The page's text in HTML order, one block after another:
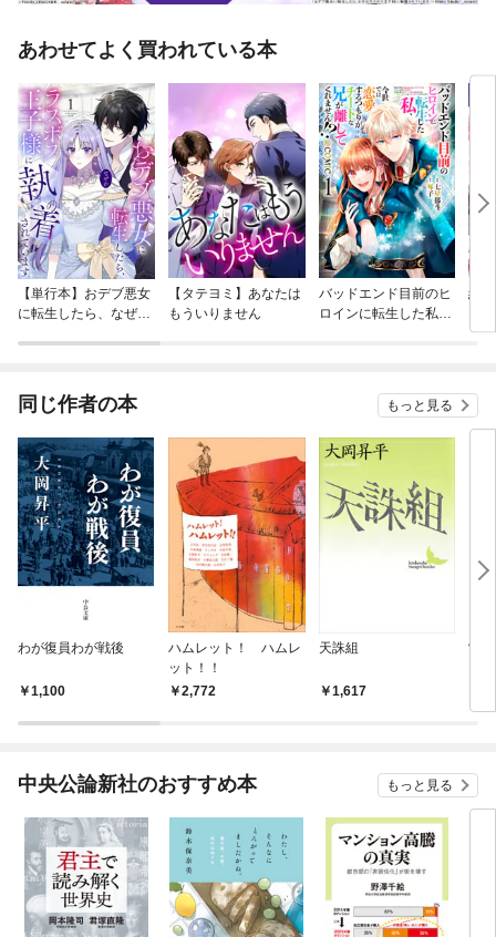
あわせてよく買われている本
【単行本】おデブ悪女
に転生したら、なぜか
【タテヨミ】あなたは
もういりません
バッドエンド目前のヒ
ロインに転生した私、
結
同じ作者の本 もっと見る
わが復員わが戦後
1,100
ハムレット！ ハムレ
ット！！
2,772
天誅組
1,617
常
中央公論新社のおすすめ本 もっと見る